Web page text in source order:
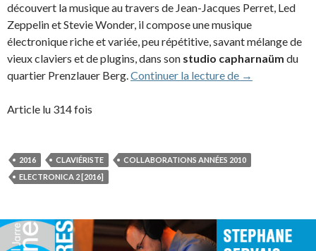
découvert la musique au travers de Jean-Jacques Perret, Led
Zeppelin et Stevie Wonder, il compose une musique
électronique riche et variée, peu répétitive, savant mélange de
vieux claviers et de plugins, dans son studio capharnaüm du
quartier Prenzlauer Berg.Continuer la lecture de Siriusmo (2016)
→
Article lu 314 fois
2016 CLAVIÉRISTE
COLLABORATIONS ANNÉES 2010
ELECTRONICA 2 [2016]